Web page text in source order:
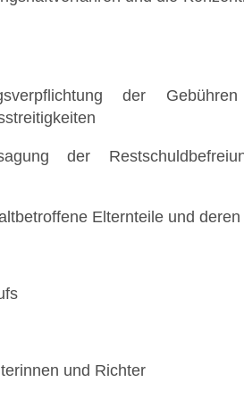
der
der
Elternteile und
und Richter